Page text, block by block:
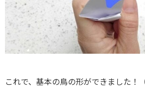
これで、基本の鳥の形ができました！